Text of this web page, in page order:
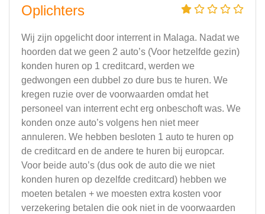
Oplichters
Wij zijn opgelicht door interrent in Malaga. Nadat we
hoorden dat we geen 2 auto’s (Voor hetzelfde gezin)
konden huren op 1 creditcard, werden we
gedwongen een dubbel zo dure bus te huren. We
kregen ruzie over de voorwaarden omdat het
personeel van interrent echt erg onbeschoft was. We
konden onze auto’s volgens hen niet meer
annuleren. We hebben besloten 1 auto te huren op
de creditcard en de andere te huren bij europcar.
Voor beide auto’s (dus ook de auto die we niet
konden huren op dezelfde creditcard) hebben we
moeten betalen + we moesten extra kosten voor
verzekering betalen die ook niet in de voorwaarden